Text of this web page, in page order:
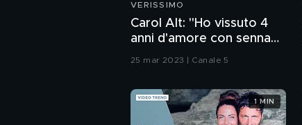
VERISSIMO
Carol Alt: "Ho vissuto 4
anni d'amore con senna
mentre ero sposata"
25 mar 2023 | Canale 5
1 MIN